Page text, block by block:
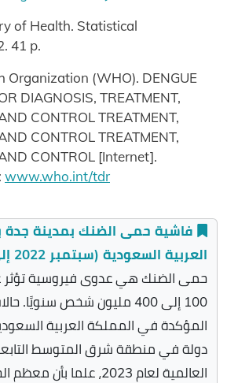
of Health. Statistical
41 p.
Organization (WHO). DENGUE
DIAGNOSIS, TREATMENT,
CONTROL TREATMENT,
CONTROL TREATMENT,
CONTROL [Internet].
www.who.int/tdr
فاشية حمى الضنك بمدينة جدة
العربية السعودية (سبتمبر 2022 إلى ابريل 2023)
حمى الضنك هي عدوى فيروسية تؤثر
100 إلى 400 مليون شخص
المؤكدة في المملكة العربية
دولة في منطقة شرق المتوسط
العالمية لعام 2023، علما